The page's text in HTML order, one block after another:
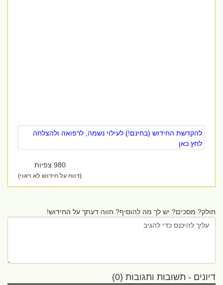
להקדשת החידוש (בחינם!) לעילוי נשמה, לרפואה ולהצלחה
לחץ כאן
980 צפיות
(דווח על חידוש לא ראוי)
חולק? מסכים? יש לך מה להוסיף? חווה דעתך על החידוש!
דיונים - תשובות ותגובות (0)